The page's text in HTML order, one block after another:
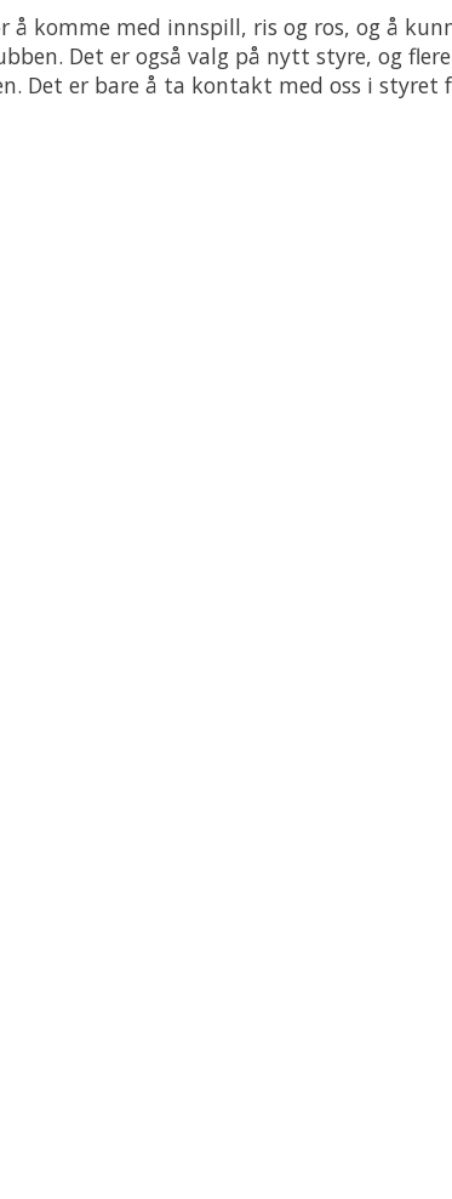
komme med innspill, ris og ros, og å
Det er også valg på nytt styre, og
Det er bare å ta kontakt med oss i styret